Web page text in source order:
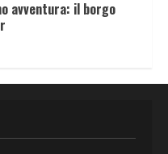
avventura: il borgo